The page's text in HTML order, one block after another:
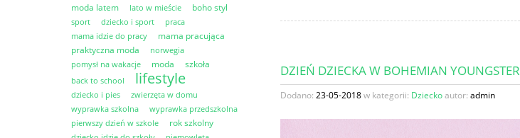
moda latem lato w mieście boho styl
sport dziecko i sport
praca
mama idzie do pracy
mama pracująca
praktyczna moda
norwegia
pomysł na wakacje
moda szkoła
back to school lifestyle
dziecko i pies
zwierzęta w domu
wyprawka szkolna
wyprawka przedszkolna
pierwszy dzień w szkole
rok szkolny
DZIEŃ DZIECKA W BOHEMIAN YOUNGSTER
Dodano: 23-05-2018w kategorii: Dzieckoautor: admin